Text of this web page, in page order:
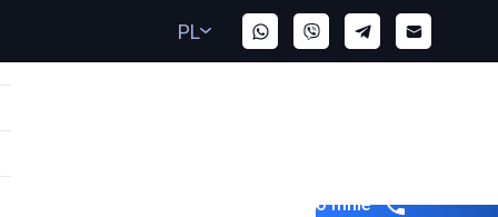
PL
Zadzwoń do mnie